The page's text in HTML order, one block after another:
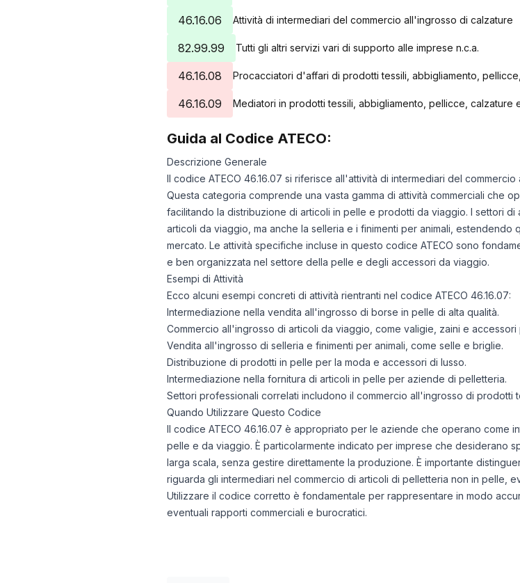
46.16.06 Attività di intermediari del commercio all'ingrosso di calzature
82.99.99 Tutti gli altri servizi vari di supporto alle imprese n.c.a.
46.16.08 Procacciatori d'affari di prodotti tessili, abbigliamento,
46.16.09 Mediatori in prodotti tessili, abbigliamento, pellicce, calzature
Guida al Codice ATECO:
Descrizione Generale
Il codice ATECO 46.16.07 si riferisce all'attività di intermediari del
Questa categoria comprende una vasta gamma di attività commerciali che
facilitando la distribuzione di articoli in pelle e prodotti da viaggio. I settori
articoli da viaggio, ma anche la selleria e i finimenti per animali,
mercato. Le attività specifiche incluse in questo codice ATECO sono
e ben organizzata nel settore della pelle e degli accessori da viaggio.
Esempi di Attività
Ecco alcuni esempi concreti di attività rientranti nel codice ATECO 46.16.07:
Intermediazione nella vendita all'ingrosso di borse in pelle di alta qualità.
Commercio all'ingrosso di articoli da viaggio, come valigie, zaini e accessori
Vendita all'ingrosso di selleria e finimenti per animali, come selle e briglie.
Distribuzione di prodotti in pelle per la moda e accessori di lusso.
Intermediazione nella fornitura di articoli in pelle per aziende di pelletteria.
Settori professionali correlati includono il commercio all'ingrosso di prodotti
Quando Utilizzare Questo Codice
Il codice ATECO 46.16.07 è appropriato per le aziende che operano come
pelle e da viaggio. È particolarmente indicato per imprese che desiderano
larga scala, senza gestire direttamente la produzione. È importante
riguarda gli intermediari nel commercio di articoli di pelletteria non in pelle,
Utilizzare il codice corretto è fondamentale per rappresentare in modo
eventuali rapporti commerciali e burocratici.